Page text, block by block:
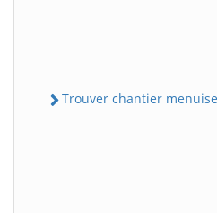
Trouver chantier